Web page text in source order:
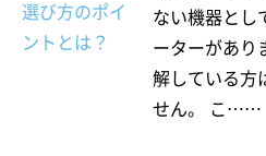
ない機器とし
ーターがあり
解している方
せん。 こ……